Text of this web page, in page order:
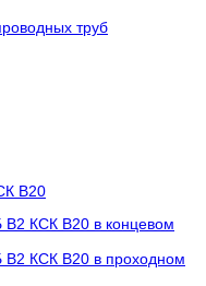
труб
В20
В2 КСК В20 в концевом
В2 КСК В20 в проходном